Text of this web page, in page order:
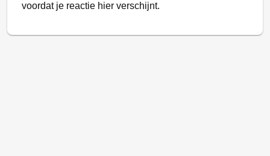
voordat je reactie hier verschijnt.